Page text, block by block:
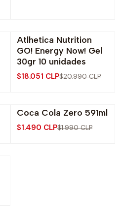
-14% OFF
Atlhetica Nutrition
GO! Energy Now! Gel
30gr 10 unidades
$18.051 CLP$20.990 CLP
-25% OFF
Coca Cola Zero 591ml
$1.490 CLP$1.990 CLP